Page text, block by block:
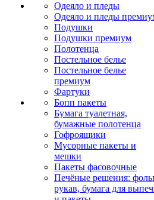
Одеяло и пледы
Одеяло и пледы
Подушки
Подушки премиум
Полотенца
Постельное белье
Постельное белье
премиум
Фартуки
Бопп пакеты
Бумага туалетная,
бумажные полотенца
Гофроящики
Мусорные пакеты и
мешки
Пакеты фасовочные
Печёные решения:
рукав, бумага для